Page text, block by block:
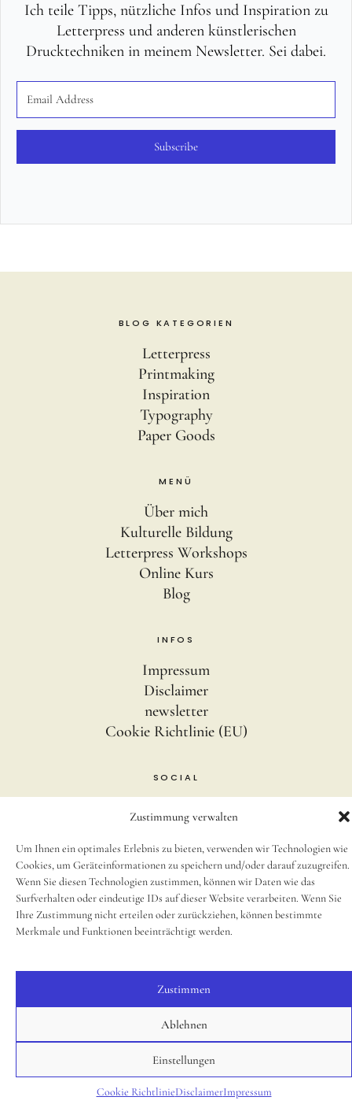
Zustimmung verwalten
Um Ihnen ein optimales Erlebnis zu bieten, verwenden wir Technologien wie
Cookies, um Geräteinformationen zu speichern und/oder darauf zuzugreifen.
Wenn Sie diesen Technologien zustimmen, können wir Daten wie das
Surfverhalten oder eindeutige IDs auf dieser Website verarbeiten. Wenn Sie
Ihre Zustimmung nicht erteilen oder zurückziehen, können bestimmte
Merkmale und Funktionen beeinträchtigt werden.
Zustimmen
Ablehnen
Einstellungen
Cookie RichtlinieDisclaimerImpressum
Ich teile Tipps, nützliche Infos und Inspiration zu
Letterpress und anderen künstlerischen
Drucktechniken in meinem Newsletter. Sei dabei.
Subscribe
BLOG KATEGORIEN
Letterpress
Printmaking
Inspiration
Typography
Paper Goods
MENÜ
Über mich
Kulturelle Bildung
Letterpress Workshops
Online Kurs
Blog
INFOS
Impressum
Disclaimer
newsletter
Cookie Richtlinie (EU)
SOCIAL
© 2025, Small Caps Print Studio